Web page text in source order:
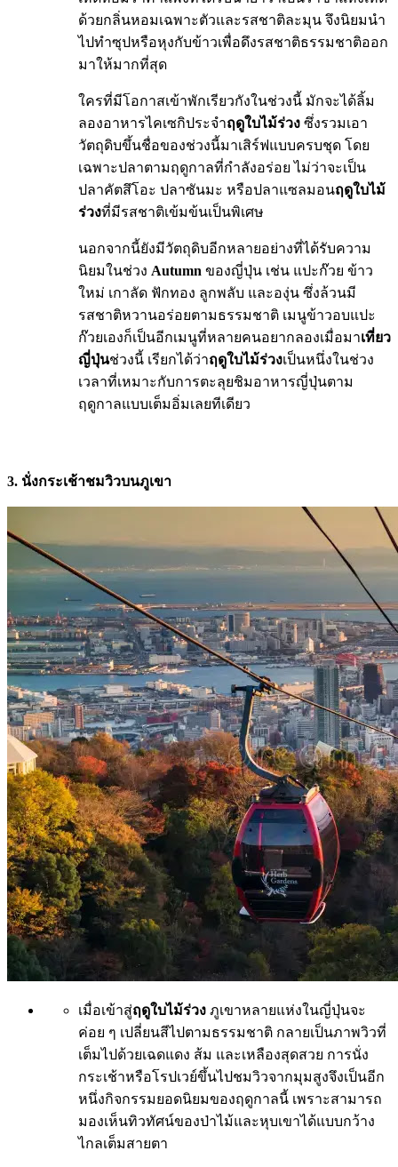
ด้วยกลิ่นหอมเฉพาะตัวและรสชาติละมุน จึงนิยมนำ
ไปทำซุปหรือหุงกับข้าวเพื่อดึงรสชาติธรรมชาติออก
มาให้มากที่สุด
ใครที่มีโอกาสเข้าพักเรียวกังในช่วงนี้ มักจะได้ลิ้ม
ลองอาหารไคเซกิประจำฤดูใบไม้ร่วง ซึ่งรวมเอา
วัตถุดิบขึ้นชื่อของช่วงนี้มาเสิร์ฟแบบครบชุด โดย
เฉพาะปลาตามฤดูกาลที่กำลังอร่อย ไม่ว่าจะเป็น
ปลาคัตสึโอะ ปลาซันมะ หรือปลาแซลมอนฤดูใบไม้
ร่วงที่มีรสชาติเข้มข้นเป็นพิเศษ
นอกจากนี้ยังมีวัตถุดิบอีกหลายอย่างที่ได้รับความ
นิยมในช่วง Autumn ของญี่ปุ่น เช่น แปะก๊วย ข้าว
ใหม่ เกาลัด ฟักทอง ลูกพลับ และองุ่น ซึ่งล้วนมี
รสชาติหวานอร่อยตามธรรมชาติ เมนูข้าวอบแปะ
ก๊วยเองก็เป็นอีกเมนูที่หลายคนอยากลองเมื่อมาเที่ยว
ญี่ปุ่นช่วงนี้ เรียกได้ว่าฤดูใบไม้ร่วงเป็นหนึ่งในช่วง
เวลาที่เหมาะกับการตะลุยชิมอาหารญี่ปุ่นตาม
ฤดูกาลแบบเต็มอิ่มเลยทีเดียว
3. นั่งกระเช้าชมวิวบนภูเขา
เมื่อเข้าสู่ฤดูใบไม้ร่วง ภูเขาหลายแห่งในญี่ปุ่นจะ
ค่อย ๆ เปลี่ยนสีไปตามธรรมชาติ กลายเป็นภาพวิวที่
เต็มไปด้วยเฉดแดง ส้ม และเหลืองสุดสวย การนั่ง
กระเช้าหรือโรปเวย์ขึ้นไปชมวิวจากมุมสูงจึงเป็นอีก
หนึ่งกิจกรรมยอดนิยมของฤดูกาลนี้ เพราะสามารถ
มองเห็นทิวทัศน์ของป่าไม้และหุบเขาได้แบบกว้าง
ไกลเต็มสายตา